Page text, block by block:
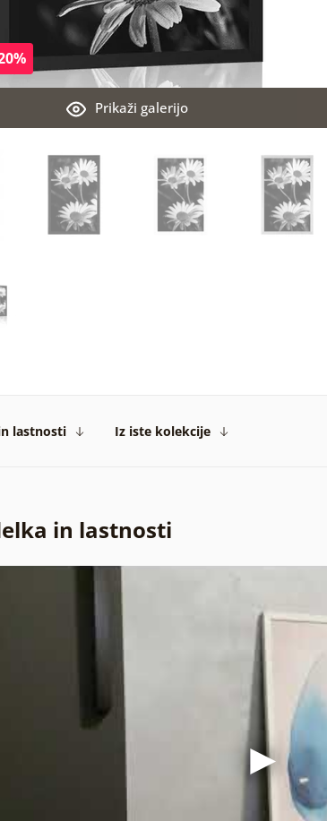
Prikaži galerijo
lastnosti Iz iste kolekcije
in lastnosti